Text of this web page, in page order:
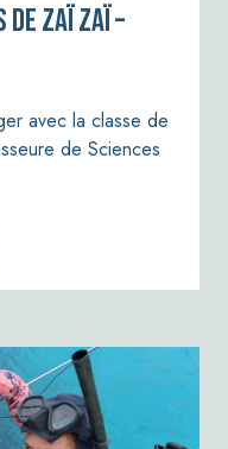
Zaï Zaï –
avec la classe de
de Sciences